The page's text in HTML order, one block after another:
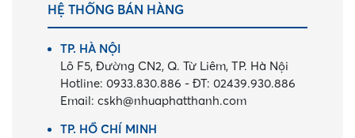
HỆ THỐNG BÁN HÀNG
TP. HÀ NỘI
Lô F5, Đường CN2, Q. Từ Liêm, TP. Hà Nội
Hotline: 0933.830.886 -ĐT: 02439.930.886
Email:cskh@nhuaphatthanh.com
TP. HỒ CHÍ MINH